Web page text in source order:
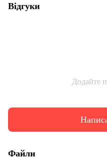
Відгуки
Додайте
Файли